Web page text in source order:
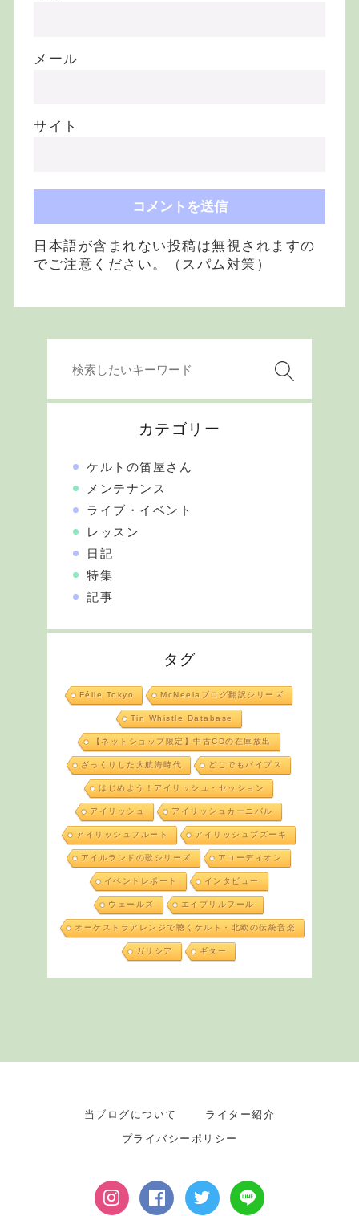
メール
サイト
日本語が含まれない投稿は無視されますの
でご注意ください。（スパム対策）
カテゴリー
ケルトの笛屋さん
メンテナンス
ライブ・イベント
レッスン
日記
特集
記事
タグ
Féile Tokyo McNeelaブログ翻訳シリーズ
Tin Whistle Database
【ネットショップ限定】中古CDの在庫放出
ざっくりした大航海時代 どこでもパイプス
はじめよう！アイリッシュ・セッション
アイリッシュ アイリッシュカーニバル
アイリッシュフルート アイリッシュブズーキ
アイルランドの歌シリーズ アコーディオン
イベントレポート インタビュー
ウェールズ エイプリルフール
オーケストラアレンジで聴くケルト・北欧の伝統音楽
ガリシア ギター
当ブログについて
ライター紹介
プライバシーポリシー